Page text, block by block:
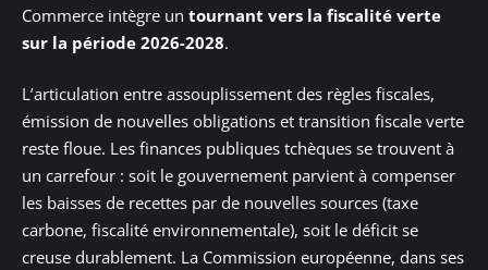
Commerce intègre un tournant vers la fiscalité verte
sur la période 2026-2028.
L’articulation entre assouplissement des règles fiscales,
émission de nouvelles obligations et transition fiscale verte
reste floue. Les finances publiques tchèques se trouvent à
un carrefour : soit le gouvernement parvient à compenser
les baisses de recettes par de nouvelles sources (taxe
carbone, fiscalité environnementale), soit le déficit se
creuse durablement. La Commission européenne, dans ses